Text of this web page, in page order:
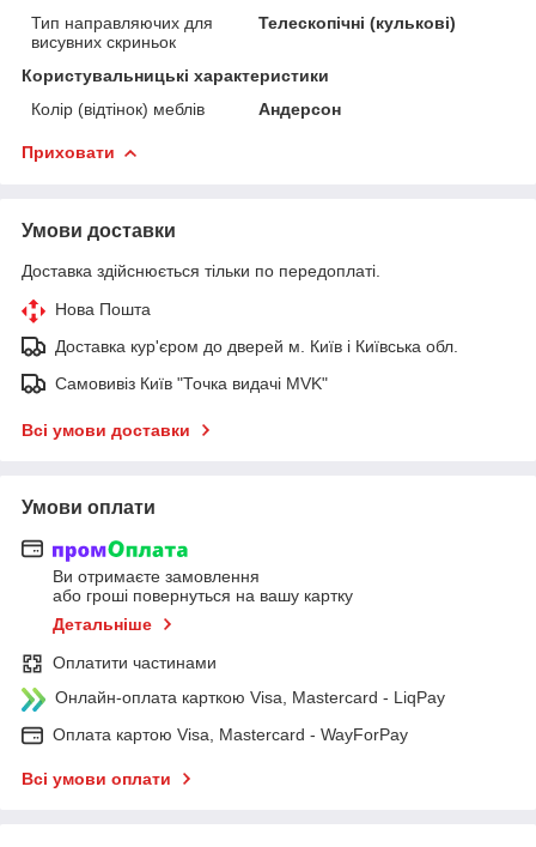
Тип направляючих для
висувних скриньок
Телескопічні (кулькові)
Користувальницькі характеристики
Колір (відтінок) меблів
Андерсон
Приховати
Умови доставки
Доставка здійснюється тільки по передоплаті.
Нова Пошта
Доставка кур'єром до дверей м. Київ і Київська обл.
Самовивіз Київ "Точка видачі MVK"
Всі умови доставки
Умови оплати
Ви отримаєте замовлення
або гроші повернуться на вашу картку
Детальніше
Оплатити частинами
Онлайн-оплата карткою Visa, Mastercard - LiqPay
Оплата картою Visa, Mastercard - WayForPay
Всі умови оплати